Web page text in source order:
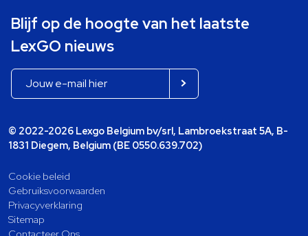
Blijf op de hoogte van het laatste
LexGO nieuws
© 2022-2026 Lexgo Belgium bv/srl, Lambroekstraat 5A, B-
1831 Diegem, Belgium (BE 0550.639.702)
Cookie beleid
Gebruiksvoorwaarden
Privacyverklaring
Sitemap